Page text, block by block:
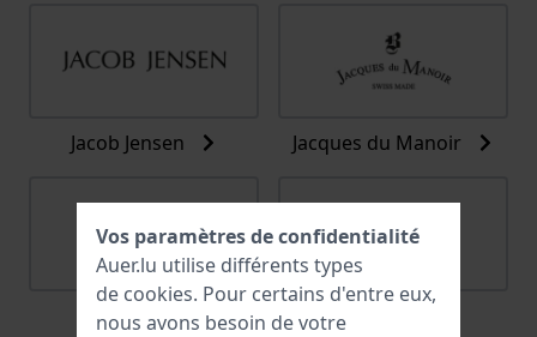
Jacob Jensen Jacques du Manoir
Jaguar
Vos paramètres de confidentialité
Auer.lu utilise différents types
de cookies. Pour certains d'entre eux,
nous avons besoin de votre